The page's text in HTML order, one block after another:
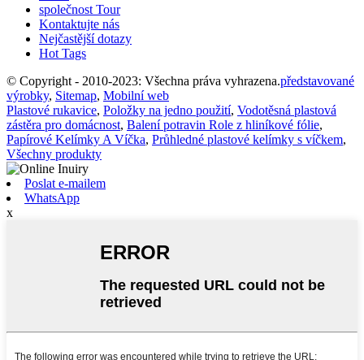
společnost Tour
Kontaktujte nás
Nejčastější dotazy
Hot Tags
© Copyright - 2010-2023: Všechna práva vyhrazena.představované
výrobky, Sitemap, Mobilní web
Plastové rukavice, Položky na jedno použití, Vodotěsná plastová
zástěra pro domácnost, Balení potravin Role z hliníkové fólie,
Papírové Kelímky A Víčka, Průhledné plastové kelímky s víčkem,
Všechny produkty
Poslat e-mailem
WhatsApp
x